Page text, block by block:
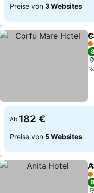
Preise von 3 Websites
3
Ab 182 €
Preise von 5 Websites
1